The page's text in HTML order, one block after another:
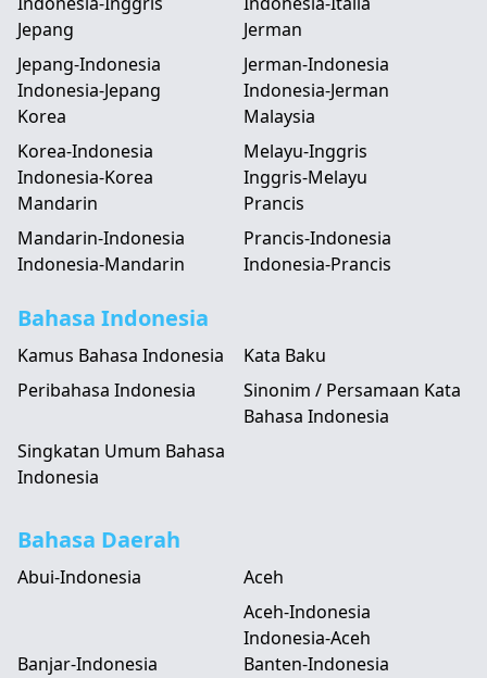
Jepang
Jepang-Indonesia
Indonesia-Jepang
Jerman
Jerman-Indonesia
Indonesia-Jerman
Korea
Korea-Indonesia
Indonesia-Korea
Malaysia
Melayu-Inggris
Inggris-Melayu
Mandarin
Mandarin-Indonesia
Indonesia-Mandarin
Prancis
Prancis-Indonesia
Indonesia-Prancis
Bahasa Indonesia
Kamus Bahasa Indonesia
Kata Baku
Peribahasa Indonesia
Sinonim / Persamaan Kata
Bahasa Indonesia
Singkatan Umum Bahasa
Indonesia
Bahasa Daerah
Abui-Indonesia
Aceh
Aceh-Indonesia
Indonesia-Aceh
Banjar-Indonesia
Banten-Indonesia